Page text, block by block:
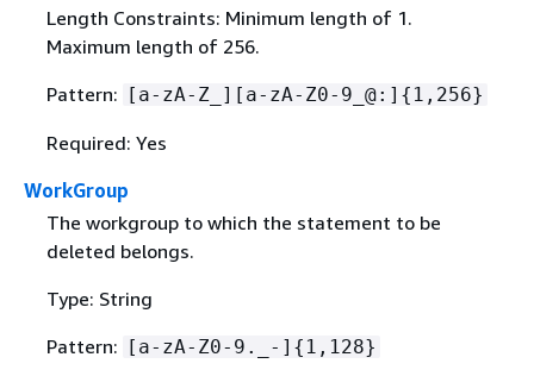
Length Constraints: Minimum length of 1.
Maximum length of 256.
Pattern: [a-zA-Z_][a-zA-Z0-9_@:] { 1,256}
Required: Yes
WorkGroup
The workgroup to which the statement to be
deleted belongs.
Type: String
Pattern:
[a-zA-Z0-9._-] { 1,128}